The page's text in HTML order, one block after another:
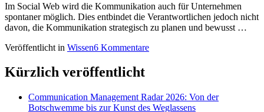
Im Social Web wird die Kommunikation auch für Unternehmen
spontaner möglich. Dies entbindet die Verantwortlichen jedoch nicht
davon, die Kommunikation strategisch zu planen und bewusst …
Veröffentlicht in Wissen6 Kommentare
Kürzlich veröffentlicht
Communication Management Radar 2026: Von der
Botschwemme bis zur Kunst des Weglassens